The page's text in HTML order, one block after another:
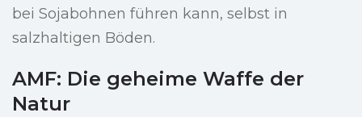
bei Sojabohnen führen kann, selbst in
salzhaltigen Böden.
AMF: Die geheime Waffe der
Natur